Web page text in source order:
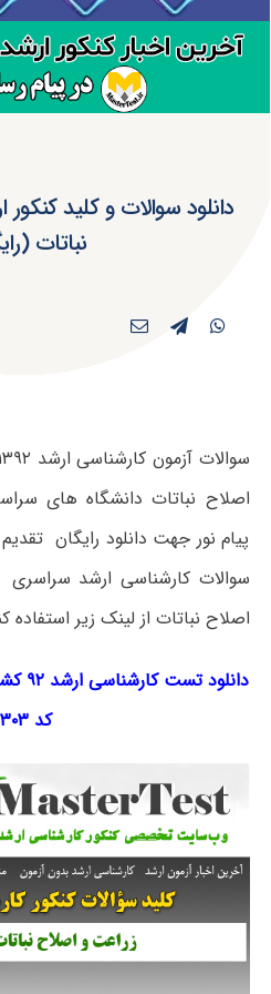
نباتات
اصلاح نباتات دانشگاه های
پیام نور جهت دانلود رایگان
اصلاح نباتات از لینک زیر استفاده
کد ۱۳۰۳